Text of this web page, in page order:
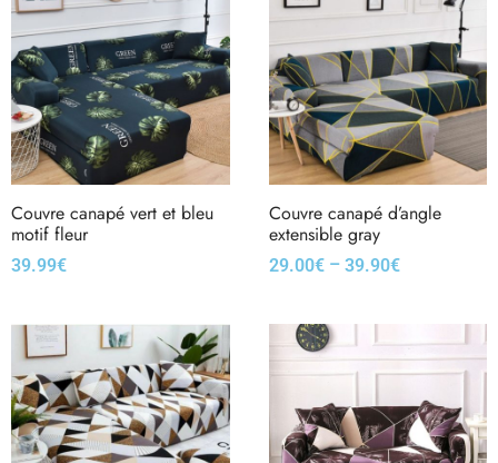
Couvre canapé vert et bleu
motif fleur
39.99€
Couvre canapé d’angle
extensible gray
29.00€– 39.90€